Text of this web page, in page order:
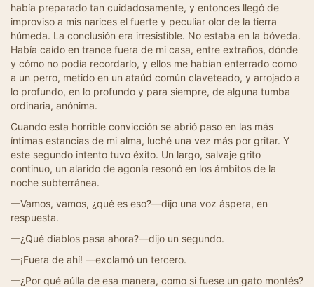
había preparado tan cuidadosamente, y entonces llegó de
improviso a mis narices el fuerte y peculiar olor de la tierra
húmeda. La conclusión era irresistible. No estaba en la bóveda.
Había caído en trance fuera de mi casa, entre extraños, dónde
y cómo no podía recordarlo, y ellos me habían enterrado como
a un perro, metido en un ataúd común claveteado, y arrojado a
lo profundo, en lo profundo y para siempre, de alguna tumba
ordinaria, anónima.
Cuando esta horrible convicción se abrió paso en las más
íntimas estancias de mi alma, luché una vez más por gritar. Y
este segundo intento tuvo éxito. Un largo, salvaje grito
continuo, un alarido de agonía resonó en los ámbitos de la
noche subterránea.
—Vamos, vamos, ¿qué es eso?—dijo una voz áspera, en
respuesta.
—¿Qué diablos pasa ahora?—dijo un segundo.
—¡Fuera de ahí! —exclamó un tercero.
—¿Por qué aúlla de esa manera, como si fuese un gato montés?